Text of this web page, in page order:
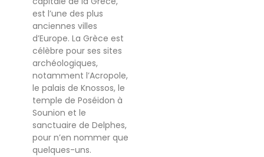
est l’une des plus
anciennes villes
d’Europe. La Grèce est
célèbre pour ses sites
archéologiques,
notamment l’Acropole,
le palais de Knossos, le
temple de Poséidon à
Sounion et le
sanctuaire de Delphes,
pour n’en nommer que
quelques-uns.